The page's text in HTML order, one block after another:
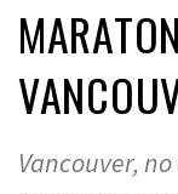
Vancouver,